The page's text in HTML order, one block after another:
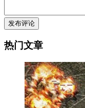
发布评论
热门文章